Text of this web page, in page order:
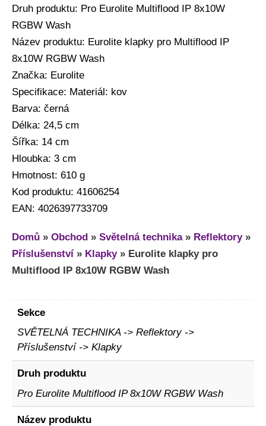
Druh produktu: Pro Eurolite Multiflood IP 8x10W
RGBW Wash
Název produktu: Eurolite klapky pro Multiflood IP
8x10W RGBW Wash
Značka: Eurolite
Specifikace: Materiál: kov
Barva: černá
Délka: 24,5 cm
Šířka: 14 cm
Hloubka: 3 cm
Hmotnost: 610 g
Kod produktu: 41606254
EAN: 4026397733709
Domů » Obchod » Světelná technika» Reflektory»
Příslušenství » Klapky» Eurolite klapky pro
Multiflood IP 8x10W RGBW Wash
Sekce
SVĚTELNÁ TECHNIKA -> Reflektory ->
Příslušenství -> Klapky
Druh produktu
Pro Eurolite Multiflood IP 8x10W RGBW Wash
Název produktu